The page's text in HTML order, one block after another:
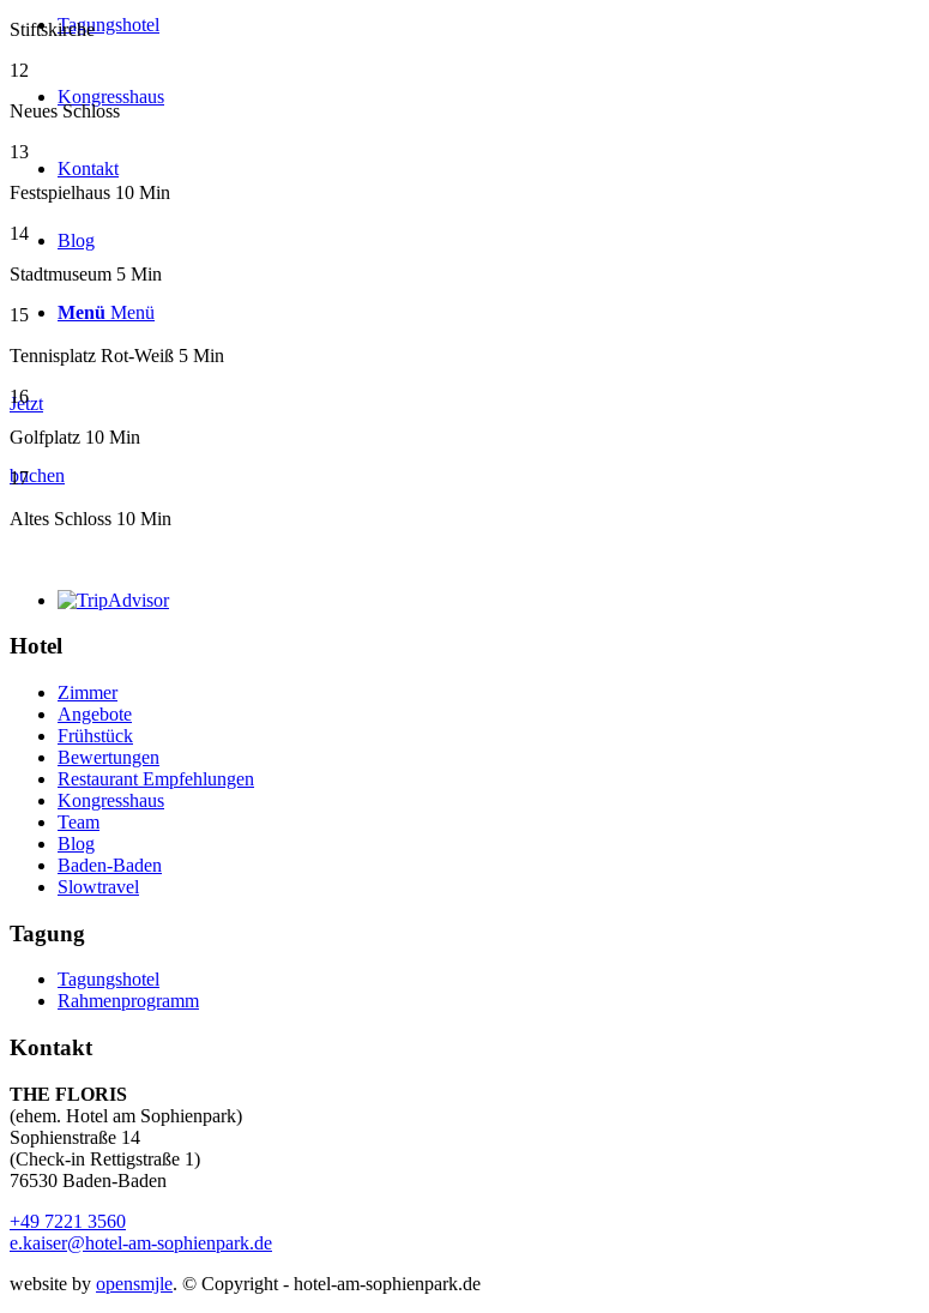
Tagungshotel
Kongresshaus
Kontakt
Blog
Menü Menü
Jetzt
buchen
Stiftskirche
12
Neues Schloss
13
Festspielhaus 10 Min
14
Stadtmuseum 5 Min
15
Tennisplatz Rot-Weiß 5 Min
16
Golfplatz 10 Min
17
Altes Schloss 10 Min
Hotel
Zimmer
Angebote
Frühstück
Bewertungen
Restaurant Empfehlungen
Kongresshaus
Team
Blog
Baden-Baden
Slowtravel
Tagung
Tagungshotel
Rahmenprogramm
Kontakt
THE FLORIS
(ehem. Hotel am Sophienpark)
Sophienstraße 14
(Check-in Rettigstraße 1)
76530 Baden-Baden
+49 7221 3560
e.kaiser@hotel-am-sophienpark.de
website by opensmjle. © Copyright - hotel-am-sophienpark.de